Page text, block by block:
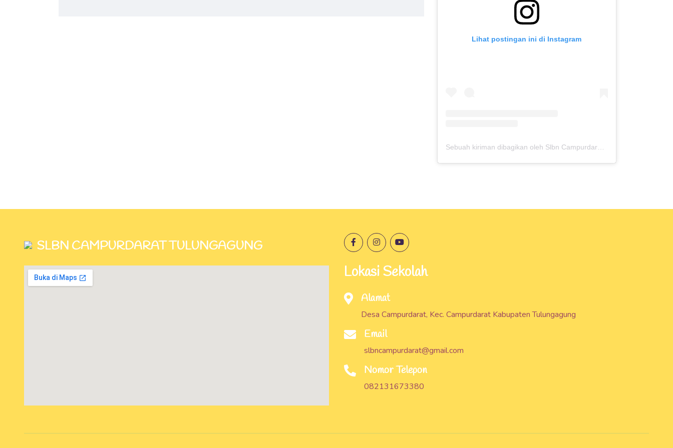
Lihat postingan ini di Instagram
SLBN CAMPURDARAT TULUNGAGUNG
Lokasi Sekolah
Alamat
Desa Campurdarat, Kec. Campurdarat Kabupaten Tulungagung
Email
slbncampurdarat@gmail.com
Nomor Telepon
082131673380